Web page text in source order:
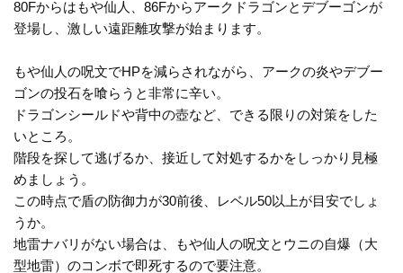
80Fからはもや仙人、86Fからアークドラゴンとデブーゴンが
登場し、激しい遠距離攻撃が始まります。
もや仙人の呪文でHPを減らされながら、アークの炎やデブー
ゴンの投石を喰らうと非常に辛い。
ドラゴンシールドや背中の壺など、できる限りの対策をした
いところ。
階段を探して逃げるか、接近して対処するかをしっかり見極
めましょう。
この時点で盾の防御力が30前後、レベル50以上が目安でしょ
うか。
地雷ナバリがない場合は、もや仙人の呪文とウニの自爆（大
型地雷）のコンボで即死するので要注意。